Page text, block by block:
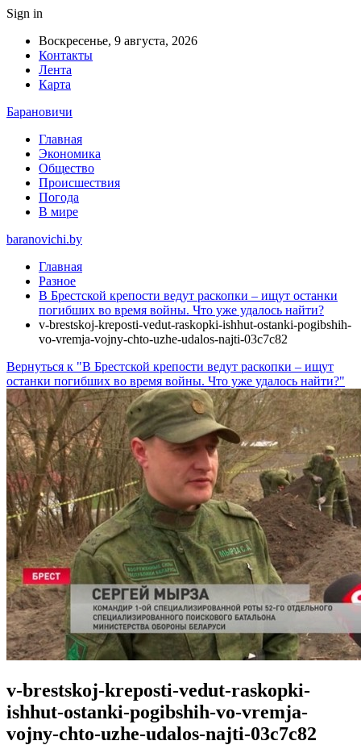
Sign in
Воскресенье, 9 августа, 2026
Контакты
Лента
Карта
Барановичи
Главная
Экономика
Общество
Происшествия
Погода
В мире
baranovichi.by
Главная
Разное
В Брестской крепости ведут раскопки – ищут останки
погибших во время войны. Что уже удалось найти?
v-brestskoj-kreposti-vedut-raskopki-ishhut-ostanki-pogibshih-
vo-vremja-vojny-chto-uzhe-udalos-najti-03c7c82
Вернуться к "В Брестской крепости ведут раскопки – ищут
останки погибших во время войны. Что уже удалось найти?"
v-brestskoj-kreposti-vedut-raskopki-
ishhut-ostanki-pogibshih-vo-vremja-
vojny-chto-uzhe-udalos-najti-03c7c82